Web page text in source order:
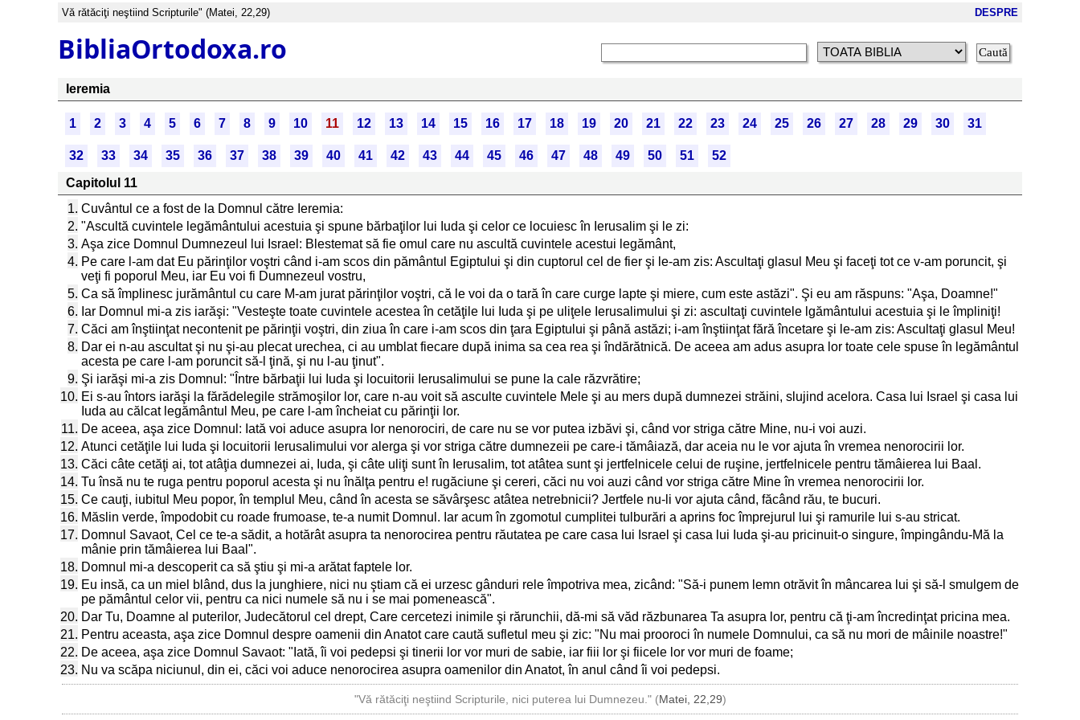
Vă rătăciţi neştiind Scripturile" (Matei, 22,29) DESPRE
BibliaOrtodoxa.ro
Ieremia
1 2 3 4 5 6 7 8 9 10 11 12 13 14 15 16 17 18 19 20 21 22 23 24 25 26 27 28 29 30 31
32 33 34 35 36 37 38 39 40 41 42 43 44 45 46 47 48 49 50 51
52
Capitolul 11
1. Cuvântul ce a fost de la Domnul către Ieremia:
2. "Ascultă cuvintele legământului acestuia şi spune bărbaţilor lui Iuda şi celor ce locuiesc în Ierusalim şi le zi:
3. Aşa zice Domnul Dumnezeul lui Israel: Blestemat să fie omul care nu ascultă cuvintele acestui legământ,
4. Pe care l-am dat Eu părinţilor voştri când i-am scos din pământul Egiptului şi din cuptorul cel de fier şi le-am zis: Ascultaţi glasul Meu şi faceţi tot ce v-am poruncit, şi
veţi fi poporul Meu, iar Eu voi fi Dumnezeul vostru,
5. Ca să împlinesc jurământul cu care M-am jurat părinţilor voştri, că le voi da o tară în care curge lapte şi miere, cum este astăzi". Şi eu am răspuns: "Aşa, Doamne!"
6. Iar Domnul mi-a zis iarăşi: "Vesteşte toate cuvintele acestea în cetăţile lui Iuda şi pe uliţele Ierusalimului şi zi: ascultaţi cuvintele lgământului acestuia şi le împliniţi!
7. Căci am înştiinţat necontenit pe părinţii voştri, din ziua în care i-am scos din ţara Egiptului şi până astăzi; i-am înştiinţat fără încetare şi le-am zis: Ascultaţi glasul Meu!
8. Dar ei n-au ascultat şi nu şi-au plecat urechea, ci au umblat fiecare după inima sa cea rea şi îndărătnică. De aceea am adus asupra lor toate cele spuse în legământul
acesta pe care l-am poruncit să-l ţină, şi nu l-au ţinut".
9. Şi iarăşi mi-a zis Domnul: "Între bărbaţii lui Iuda şi locuitorii Ierusalimului se pune la cale răzvrătire;
10. Ei s-au întors iarăşi la fărădelegile strămoşilor lor, care n-au voit să asculte cuvintele Mele şi au mers după dumnezei străini, slujind acelora. Casa lui Israel şi casa lui
Iuda au călcat legământul Meu, pe care l-am încheiat cu părinţii lor.
11. De aceea, aşa zice Domnul: Iată voi aduce asupra lor nenorociri, de care nu se vor putea izbăvi şi, când vor striga către Mine, nu-i voi auzi.
12. Atunci cetăţile lui Iuda şi locuitorii Ierusalimului vor alerga şi vor striga către dumnezeii pe care-i tămâiază, dar aceia nu le vor ajuta în vremea nenorocirii lor.
13. Căci câte cetăţi ai, tot atâţia dumnezei ai, Iuda, şi câte uliţi sunt în Ierusalim, tot atâtea sunt şi jertfelnicele celui de ruşine, jertfelnicele pentru tămâierea lui Baal.
14. Tu însă nu te ruga pentru poporul acesta şi nu înălţa pentru e! rugăciune şi cereri, căci nu voi auzi când vor striga către Mine în vremea nenorocirii lor.
15. Ce cauţi, iubitul Meu popor, în templul Meu, când în acesta se săvârşesc atâtea netrebnicii? Jertfele nu-li vor ajuta când, făcând rău, te bucuri.
16. Măslin verde, împodobit cu roade frumoase, te-a numit Domnul. Iar acum în zgomotul cumplitei tulburări a aprins foc împrejurul lui şi ramurile lui s-au stricat.
17. Domnul Savaot, Cel ce te-a sădit, a hotărât asupra ta nenorocirea pentru răutatea pe care casa lui Israel şi casa lui Iuda şi-au pricinuit-o singure, împingându-Mă la
mânie prin tămâierea lui Baal".
18. Domnul mi-a descoperit ca să ştiu şi mi-a arătat faptele lor.
19. Eu insă, ca un miel blând, dus la junghiere, nici nu ştiam că ei urzesc gânduri rele împotriva mea, zicând: "Să-i punem lemn otrăvit în mâncarea lui şi să-l smulgem de
pe pământul celor vii, pentru ca nici numele să nu i se mai pomenească".
20. Dar Tu, Doamne al puterilor, Judecătorul cel drept, Care cercetezi inimile şi rărunchii, dă-mi să văd răzbunarea Ta asupra lor, pentru că ţi-am încredinţat pricina mea.
21. Pentru aceasta, aşa zice Domnul despre oamenii din Anatot care caută sufletul meu şi zic: "Nu mai prooroci în numele Domnului, ca să nu mori de mâinile noastre!"
22. De aceea, aşa zice Domnul Savaot: "Iată, îi voi pedepsi şi tinerii lor vor muri de sabie, iar fiii lor şi fiicele lor vor muri de foame;
23. Nu va scăpa niciunul, din ei, căci voi aduce nenorocirea asupra oamenilor din Anatot, în anul când îi voi pedepsi.
"Vă rătăciţi neştiind Scripturile, nici puterea lui Dumnezeu." (Matei, 22,29)